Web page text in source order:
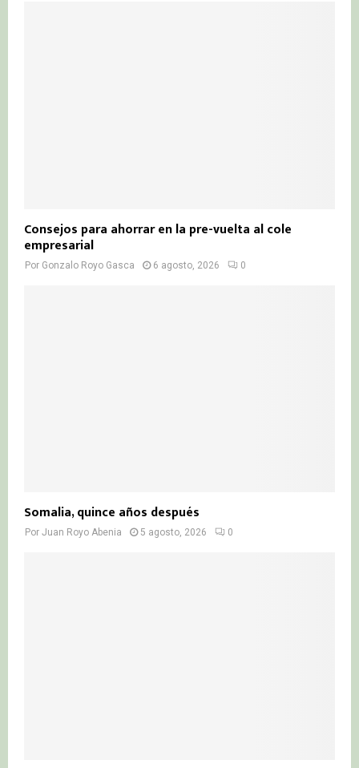
Consejos para ahorrar en la pre-vuelta al cole
empresarial
Por Gonzalo Royo Gasca 6 agosto, 2026 0
Somalia, quince años después
Por Juan Royo Abenia 5 agosto, 2026 0